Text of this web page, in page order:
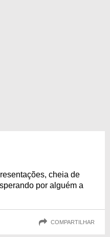
cheia de
por alguém a
COMPARTILHAR